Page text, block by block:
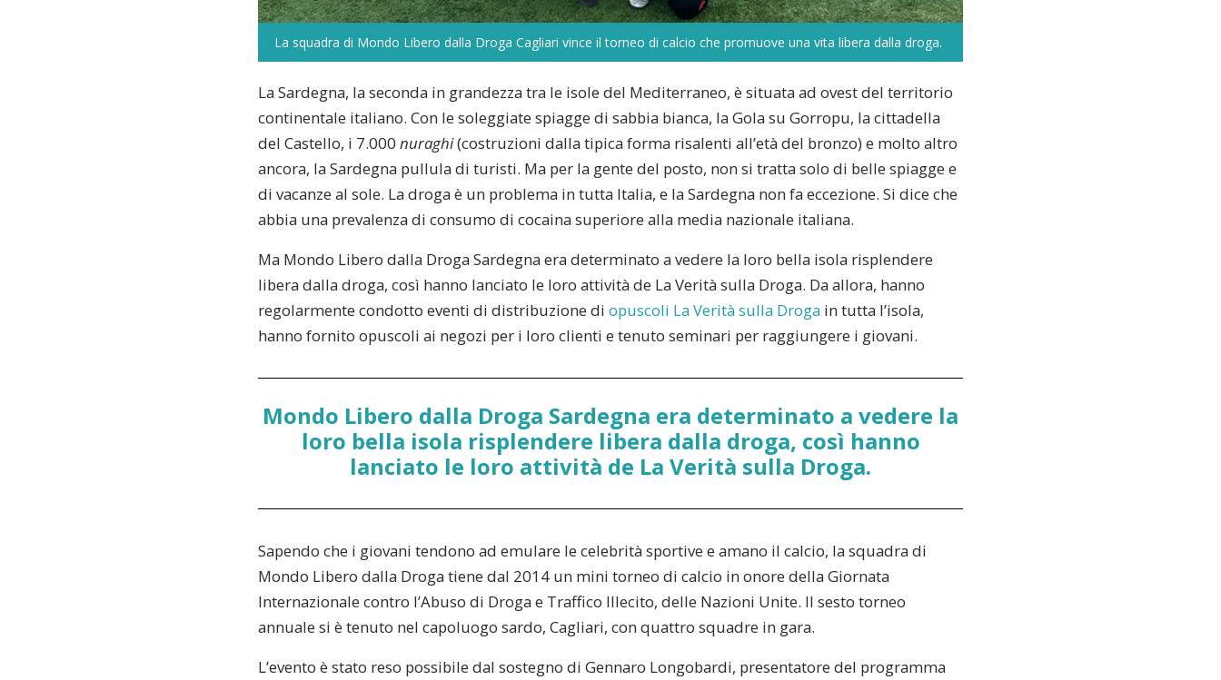
La squadra di Mondo Libero dalla Droga Cagliari vince il torneo di calcio che promuove una vita libera dalla droga.
La Sardegna, la seconda in grandezza tra le isole del Mediterraneo, è situata ad ovest del territorio
continentale italiano. Con le soleggiate spiagge di sabbia bianca, la Gola su Gorropu, la cittadella
del Castello, i 7.000 nuraghi(costruzioni dalla tipica forma risalenti all’età del bronzo) e molto altro
ancora, la Sardegna pullula di turisti. Ma per la gente del posto, non si tratta solo di belle spiagge e
di vacanze al sole. La droga è un problema in tutta Italia, e la Sardegna non fa eccezione. Si dice che
abbia una prevalenza di consumo di cocaina superiore alla media nazionale italiana.
Ma Mondo Libero dalla Droga Sardegna era determinato a vedere la loro bella isola risplendere
libera dalla droga, così hanno lanciato le loro attività de La Verità sulla Droga. Da allora, hanno
regolarmente condotto eventi di distribuzione di opuscoli La Verità sulla Drogain tutta l’isola,
hanno fornito opuscoli ai negozi per i loro clienti e tenuto seminari per raggiungere i giovani.
Mondo Libero dalla Droga Sardegna era determinato a vedere la
loro bella isola risplendere libera dalla droga, così hanno
lanciato le loro attività de La Verità sulla Droga.
Sapendo che i giovani tendono ad emulare le celebrità sportive e amano il calcio, la squadra di
Mondo Libero dalla Droga tiene dal 2014 un mini torneo di calcio in onore della Giornata
Internazionale contro l’Abuso di Droga e Traffico Illecito, delle Nazioni Unite. Il sesto torneo
annuale si è tenuto nel capoluogo sardo, Cagliari, con quattro squadre in gara.
L’evento è stato reso possibile dal sostegno di Gennaro Longobardi, presentatore del programma